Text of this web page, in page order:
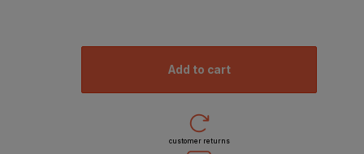
add to cart
customer returns